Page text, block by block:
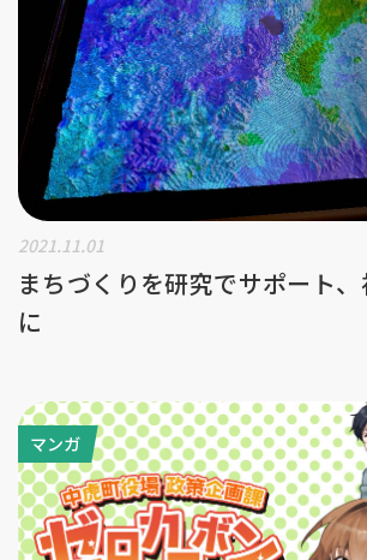
まちづくりを研究でサポート
に
2021.11.01
マンガ